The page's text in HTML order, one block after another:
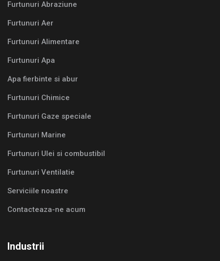
Furtunuri Abraziune
Furtunuri Aer
Furtunuri Alimentare
Furtunuri Apa
Apa fierbinte si abur
Furtunuri Chimice
Furtunuri Gaze speciale
Furtunuri Marine
Furtunuri Ulei si combustibil
Furtunuri Ventilatie
Serviciile noastre
Contacteaza-ne acum
Industrii